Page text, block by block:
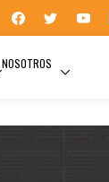
NOSOTROS